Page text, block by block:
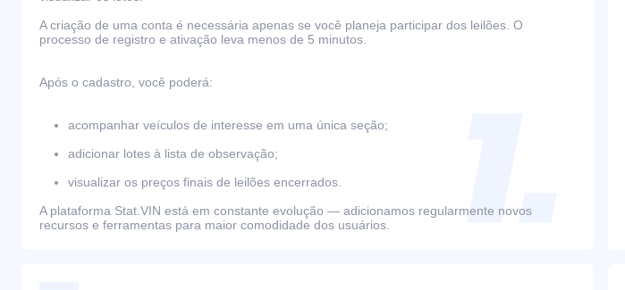
A criação de uma conta é necessária apenas se você planeja participar dos leilões. O
processo de registro e ativação leva menos de 5 minutos.
Após o cadastro, você poderá:
acompanhar veículos de interesse em uma única seção;
adicionar lotes à lista de observação;
visualizar os preços finais de leilões encerrados.
A plataforma Stat.VIN está em constante evolução — adicionamos regularmente novos
recursos e ferramentas para maior comodidade dos usuários.